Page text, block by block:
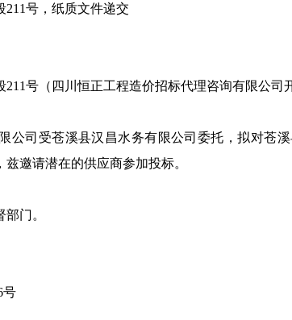
211号，纸质文件递交
211号（四川恒正工程造价招标代理咨询有限公司
公司受苍溪县汉昌水务有限公司委托，拟对苍
邀请潜在的供应商参加投标。
门。
号